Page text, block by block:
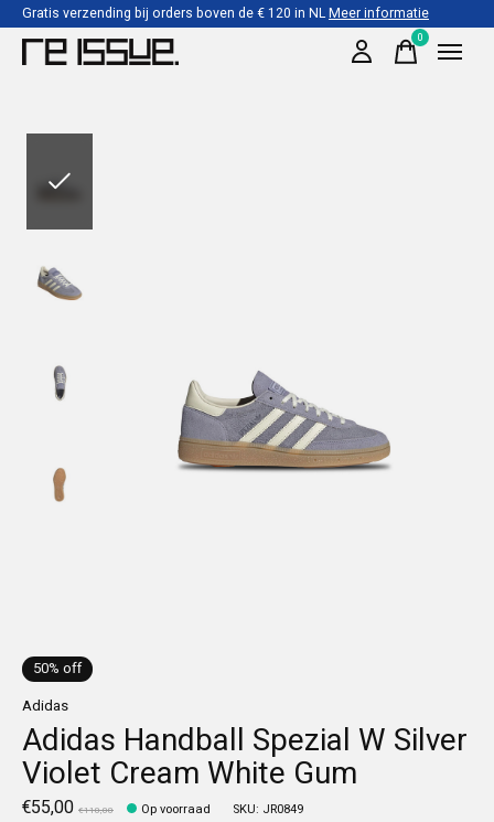
Gratis verzending bij orders boven de € 120 in NLMeer informatie
0items
50% off
Adidas
Adidas Handball Spezial W Silver
Violet Cream White Gum
€55,00 €110,00 Op voorraad SKU: JR0849